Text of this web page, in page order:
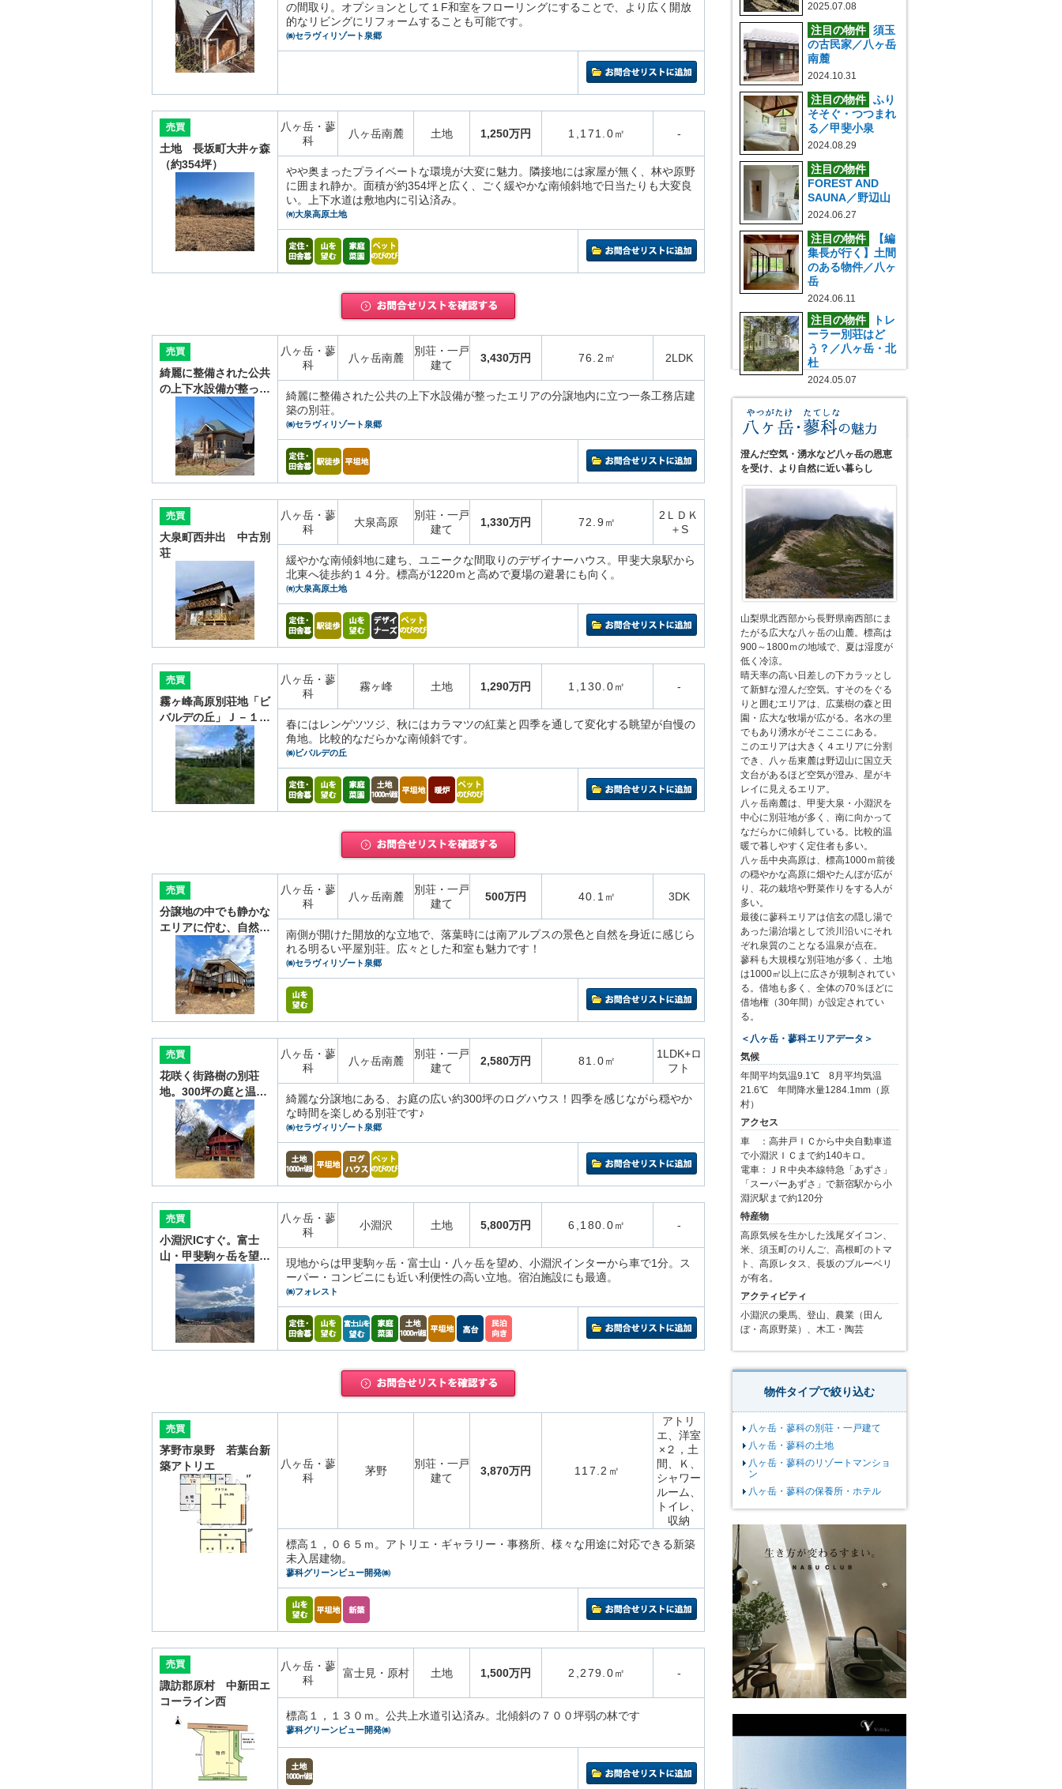
の間取り。オプションとして１F和室をフローリングにすることで、より広く開放
的なリビングにリフォームすることも可能です。
㈱セラヴィリゾート泉郷
売買
土地 長坂町大井ヶ森
（約354坪）
八ヶ岳・蓼
科
八ヶ岳南麓 土地 1,250万円 1,171.0㎡ -
やや奥まったプライベートな環境が大変に魅力。隣接地には家屋が無く、林や原野
に囲まれ静か。面積が約354坪と広く、ごく緩やかな南傾斜地で日当たりも大変良
い。上下水道は敷地内に引込済み。
㈲大泉高原土地
売買
綺麗に整備された公共
の上下水設備が整っ…
八ヶ岳・蓼
科
八ヶ岳南麓
別荘・一戸
建て
3,430万円 76.2㎡ 2LDK
綺麗に整備された公共の上下水設備が整ったエリアの分譲地内に立つ一条工務店建
築の別荘。
㈱セラヴィリゾート泉郷
売買
大泉町西井出 中古別
荘
八ヶ岳・蓼
科
大泉高原
別荘・一戸
建て
1,330万円 72.9㎡
2ＬＤＫ
＋S
緩やかな南傾斜地に建ち、ユニークな間取りのデザイナーハウス。甲斐大泉駅から
北東へ徒歩約１４分。標高が1220ｍと高めで夏場の避暑にも向く。
㈲大泉高原土地
売買
霧ヶ峰高原別荘地「ビ
バルデの丘」Ｊ－１…
八ヶ岳・蓼
科
霧ヶ峰 土地 1,290万円 1,130.0㎡ -
春にはレンゲツツジ、秋にはカラマツの紅葉と四季を通して変化する眺望が自慢の
角地。比較的なだらかな南傾斜です。
㈱ビバルデの丘
売買
分譲地の中でも静かな
エリアに佇む、自然…
八ヶ岳・蓼
科
八ヶ岳南麓
別荘・一戸
建て
500万円 40.1㎡ 3DK
南側が開けた開放的な立地で、落葉時には南アルプスの景色と自然を身近に感じら
れる明るい平屋別荘。広々とした和室も魅力です！
㈱セラヴィリゾート泉郷
売買
花咲く街路樹の別荘
地。300坪の庭と温…
八ヶ岳・蓼
科
八ヶ岳南麓
別荘・一戸
建て
2,580万円 81.0㎡
1LDK+ロ
フト
綺麗な分譲地にある、お庭の広い約300坪のログハウス！四季を感じながら穏やか
な時間を楽しめる別荘です♪
㈱セラヴィリゾート泉郷
売買
小淵沢ICすぐ。富士
山・甲斐駒ヶ岳を望…
八ヶ岳・蓼
科
小淵沢 土地 5,800万円 6,180.0㎡ -
現地からは甲斐駒ヶ岳・富士山・八ヶ岳を望め、小淵沢インターから車で1分。ス
ーパー・コンビニにも近い利便性の高い立地。宿泊施設にも最適。
㈱フォレスト
売買
茅野市泉野 若葉台新
築アトリエ
八ヶ岳・蓼
科
茅野
別荘・一戸
建て
3,870万円 117.2㎡
アトリ
エ、洋室
×２，土
間、Ｋ、
シャワー
ルーム、
トイレ、
収納
標高１，０６５ｍ。アトリエ・ギャラリー・事務所、様々な用途に対応できる新築
未入居建物。
蓼科グリーンビュー開発㈱
売買
諏訪郡原村 中新田エ
コーライン西
八ヶ岳・蓼
科
富士見・原村 土地 1,500万円 2,279.0㎡ -
標高１，１３０ｍ。公共上水道引込済み。北傾斜の７００坪弱の林です
蓼科グリーンビュー開発㈱
2025.07.08
注目の物件 須玉
の古民家／八ヶ岳
南麓
2024.10.31
注目の物件 ふり
そそぐ・つつまれ
る／甲斐小泉
2024.08.29
注目の物件
FOREST AND
SAUNA／野辺山
2024.06.27
注目の物件
【編
集長が行く】土間
のある物件／八ヶ
岳
2024.06.11
注目の物件
トレ
ーラー別荘はど
う？／八ヶ岳・北
杜
2024.05.07
澄んだ空気・湧水など八ヶ岳の恩恵
を受け、より自然に近い暮らし
山梨県北西部から長野県南西部にま
たがる広大な八ヶ岳の山麓。標高は
900～1800ｍの地域で、夏は湿度が
低く冷涼。
晴天率の高い日差しの下カラッとし
て新鮮な澄んだ空気。すそのをぐる
りと囲むエリアは、広葉樹の森と田
園・広大な牧場が広がる。名水の里
でもあり湧水がそこここにある。
このエリアは大きく４エリアに分割
でき、八ヶ岳東麓は野辺山に国立天
文台があるほど空気が澄み、星がキ
レイに見えるエリア。
八ヶ岳南麓は、甲斐大泉・小淵沢を
中心に別荘地が多く、南に向かって
なだらかに傾斜している。比較的温
暖で暮しやすく定住者も多い。
八ヶ岳中央高原は、標高1000ｍ前後
の穏やかな高原に畑やたんぼが広が
り、花の栽培や野菜作りをする人が
多い。
最後に蓼科エリアは信玄の隠し湯で
あった湯治場として渋川沿いにそれ
ぞれ泉質のことなる温泉が点在。
蓼科も大規模な別荘地が多く、土地
は1000㎡以上に広さが規制されてい
る。借地も多く、全体の70％ほどに
借地権（30年間）が設定されてい
る。
＜八ヶ岳・蓼科エリアデータ＞
気候
年間平均気温9.1℃ 8月平均気温
21.6℃ 年間降水量1284.1mm（原
村）
アクセス
車 ：高井戸ＩＣから中央自動車道
で小淵沢ＩＣまで約140キロ。
電車：ＪＲ中央本線特急「あずさ」
「スーパーあずさ」で新宿駅から小
淵沢駅まで約120分
特産物
高原気候を生かした浅尾ダイコン、
米、須玉町のりんご、高根町のトマ
ト、高原レタス、長坂のブルーベリ
が有名。
アクティビティ
小淵沢の乗馬、登山、農業（田ん
ぼ・高原野菜）、木工・陶芸
物件タイプで絞り込む
八ヶ岳・蓼科の別荘・一戸建て
八ヶ岳・蓼科の土地
八ヶ岳・蓼科のリゾートマンショ
ン
八ヶ岳・蓼科の保養所・ホテル